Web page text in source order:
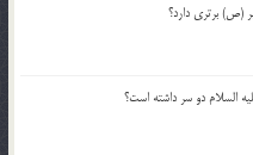
(ص) برتری دارد؟
السلام دو سر داشته است؟